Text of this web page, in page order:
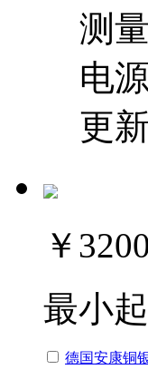
测
电源
更
￥
最小
德国安康铜